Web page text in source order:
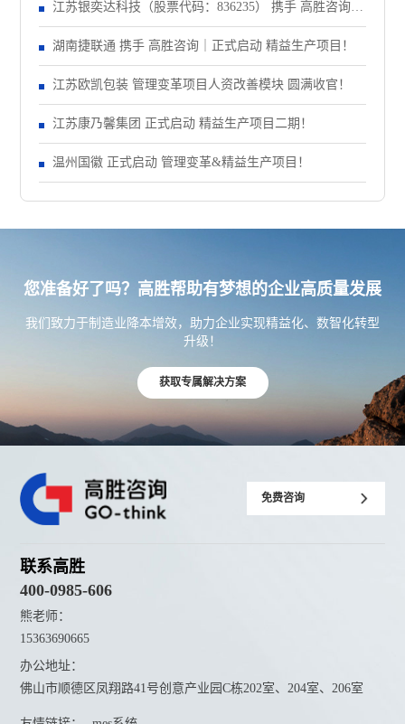
动大会！
江苏银奕达科技（股票代码：836235） 携手 高胜咨询｜
正式启动 管理变革项目
湖南捷联通 携手 高胜咨询｜正式启动 精益生产项目！
江苏欧凯包装 管理变革项目人资改善模块 圆满收官！
江苏康乃馨集团 正式启动 精益生产项目二期！
温州国徽 正式启动 管理变革&精益生产项目！
您准备好了吗？高胜帮助有梦想的企业高质量发展
我们致力于制造业降本增效，助力企业实现精益化、数智化转型
升级！
获取专属解决方案
免费咨询
联系高胜
400-0985-606
熊老师：
15363690665
办公地址：
佛山市顺德区凤翔路41号创意产业园C栋202室、204室、206室